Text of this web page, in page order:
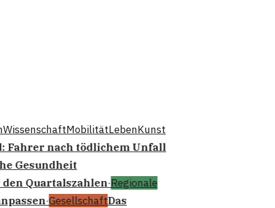
WissenschaftMobilitätLebenKunst
nach tödlichem Unfall
Gesundheit
Quartalszahlen·Regionale
·GesellschaftDas